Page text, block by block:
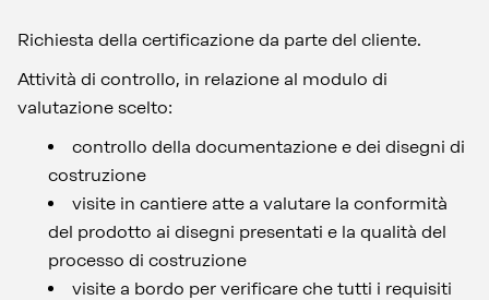
Richiesta della certificazione da parte del cliente.
Attività di controllo, in relazione al modulo di
valutazione scelto:
controllo della documentazione e dei disegni di
costruzione
visite in cantiere atte a valutare la conformità
del prodotto ai disegni presentati e la qualità del
processo di costruzione
visite a bordo per verificare che tutti i requisiti